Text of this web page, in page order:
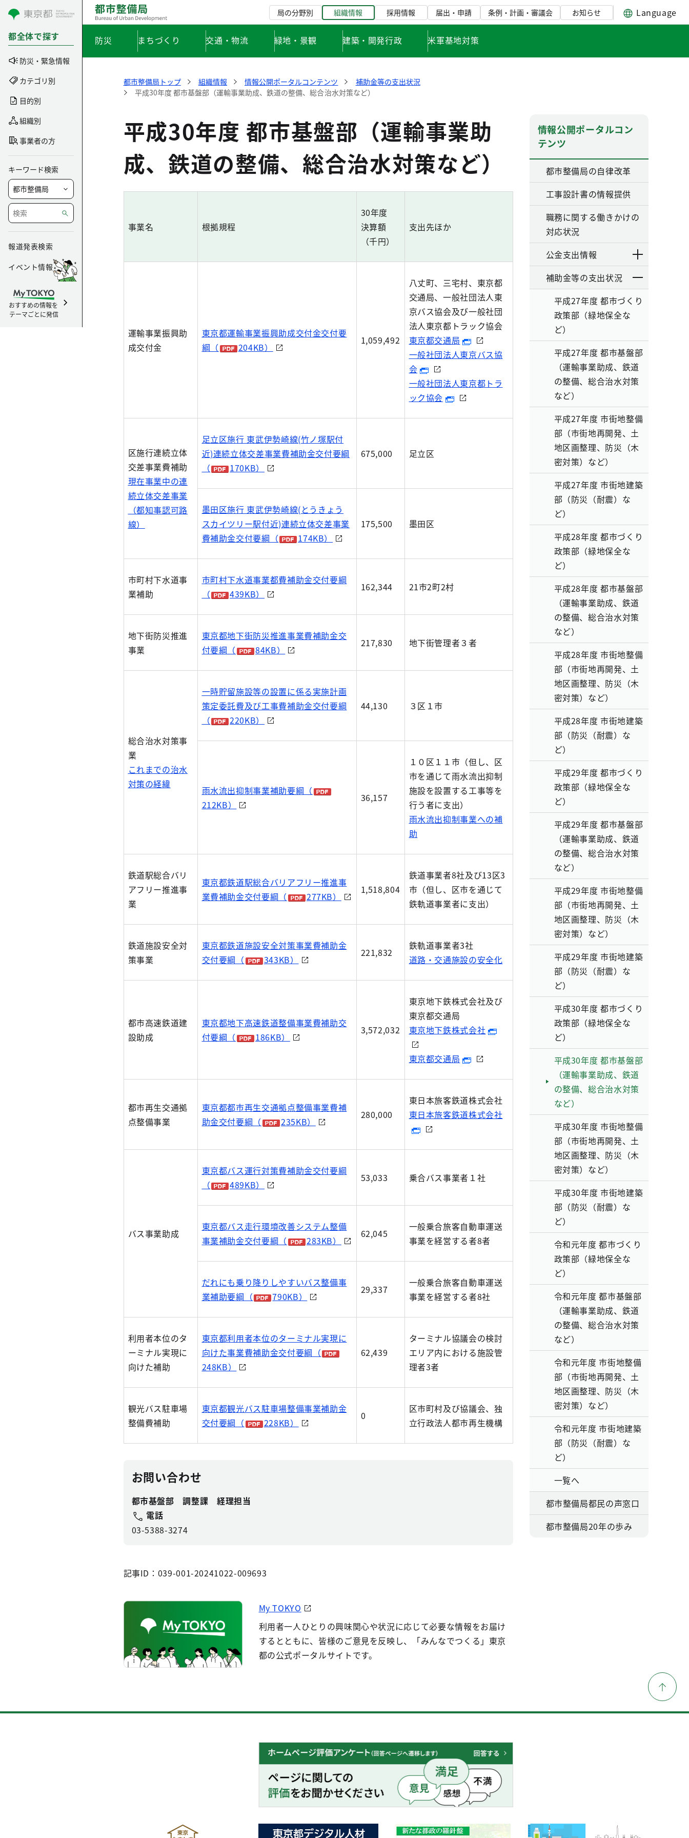
コンテンツにスキップ
都全体で探す
防災・緊急情報
カテゴリ別
目的別
組織別
事業者の方
キーワード検索
報道発表検索
イベント情報
おすすめの情報を
テーマごとに発信
局の分野別 組織情報 採用情報 届出・申請 条例・計画・審議会 お知らせ Language
防災 まちづくり 交通・物流 緑地・景観 建築・開発行政 米軍基地対策
都市整備局トップ 組織情報 情報公開ポータルコンテンツ
補助金等の支出状況
平成30年度 都市基盤部（運輸事業助成、鉄道の整備、総合治水対策など）
平成30年度 都市基盤部（運輸事業助
成、鉄道の整備、総合治水対策など）
事業名 根拠規程
30年度
決算額
（千円）
支出先ほか
運輸事業振興助
成交付金
東京都運輸事業振興助成交付金交付要
綱（
204KB）
1,059,492
八丈町、三宅村、東京都
交通局、一般社団法人東
京バス協会及び一般社団
法人東京都トラック協会
東京都交通局
一般社団法人東京バス協
会
一般社団法人東京都トラ
ック協会
区施行連続立体
交差事業費補助
現在事業中の連
続立体交差事業
（都知事認可路
線）
足立区施行 東武伊勢崎線(竹ノ塚駅付
近)連続立体交差事業費補助金交付要綱
（
170KB）
675,000 足立区
墨田区施行 東武伊勢崎線(とうきょう
スカイツリー駅付近)連続立体交差事業
費補助金交付要綱（
174KB）
175,500 墨田区
市町村下水道事
業補助
市町村下水道事業都費補助金交付要綱
（
439KB）
162,344 21市2町2村
地下街防災推進
事業
東京都地下街防災推進事業費補助金交
付要綱（
84KB）
217,830 地下街管理者３者
総合治水対策事
業
これまでの治水
対策の経緯
一時貯留施設等の設置に係る実施計画
策定委託費及び工事費補助金交付要綱
（
220KB）
44,130 ３区１市
雨水流出抑制事業補助要綱（
212KB）
36,157
１０区１１市（但し、区
市を通じて雨水流出抑制
施設を設置する工事等を
行う者に支出）
雨水流出抑制事業への補
助
鉄道駅総合バリ
アフリー推進事
業
東京都鉄道駅総合バリアフリー推進事
業費補助金交付要綱（
277KB）
1,518,804
鉄道事業者8社及び13区3
市（但し、区市を通じて
鉄軌道事業者に支出）
鉄道施設安全対
策事業
東京都鉄道施設安全対策事業費補助金
交付要綱（
343KB）
221,832
鉄軌道事業者3社
道路・交通施設の安全化
都市高速鉄道建
設助成
東京都地下高速鉄道整備事業費補助交
付要綱（
186KB）
3,572,032
東京地下鉄株式会社及び
東京都交通局
東京地下鉄株式会社
東京都交通局
都市再生交通拠
点整備事業
東京都都市再生交通拠点整備事業費補
助金交付要綱（
235KB）
280,000
東日本旅客鉄道株式会社
東日本旅客鉄道株式会社
バス事業助成
東京都バス運行対策費補助金交付要綱
（
489KB）
53,033 乗合バス事業者１社
東京都バス走行環境改善システム整備
事業補助金交付要綱（
283KB）
62,045
一般乗合旅客自動車運送
事業を経営する者8者
だれにも乗り降りしやすいバス整備事
業補助要綱（
790KB）
29,337
一般乗合旅客自動車運送
事業を経営する者8社
利用者本位のタ
ーミナル実現に
向けた補助
東京都利用者本位のターミナル実現に
向けた事業費補助金交付要綱（
248KB）
62,439
ターミナル協議会の検討
エリア内における施設管
理者3者
観光バス駐車場
整備費補助
東京都観光バス駐車場整備事業補助金
交付要綱（
228KB）
0
区市町村及び協議会、独
立行政法人都市再生機構
お問い合わせ
都市基盤部 調整課 経理担当
電話
03-5388-3274
記事ID：039-001-20241022-009693
My TOKYO
利用者一人ひとりの興味関心や状況に応じて必要な情報をお届け
するとともに、皆様のご意見を反映し、「みんなでつくる」東京
都の公式ポータルサイトです。
情報公開ポータルコン
テンツ
都市整備局の自律改革
工事設計書の情報提供
職務に関する働きかけの
対応状況
公金支出情報
補助金等の支出状況
平成27年度 都市づくり
政策部（緑地保全な
ど）
平成27年度 都市基盤部
（運輸事業助成、鉄道
の整備、総合治水対策
など）
平成27年度 市街地整備
部（市街地再開発、土
地区画整理、防災（木
密対策）など）
平成27年度 市街地建築
部（防災（耐震）な
ど）
平成28年度 都市づくり
政策部（緑地保全な
ど）
平成28年度 都市基盤部
（運輸事業助成、鉄道
の整備、総合治水対策
など）
平成28年度 市街地整備
部（市街地再開発、土
地区画整理、防災（木
密対策）など）
平成28年度 市街地建築
部（防災（耐震）な
ど）
平成29年度 都市づくり
政策部（緑地保全な
ど）
平成29年度 都市基盤部
（運輸事業助成、鉄道
の整備、総合治水対策
など）
平成29年度 市街地整備
部（市街地再開発、土
地区画整理、防災（木
密対策）など）
平成29年度 市街地建築
部（防災（耐震）な
ど）
平成30年度 都市づくり
政策部（緑地保全な
ど）
平成30年度 都市基盤部
（運輸事業助成、鉄道
の整備、総合治水対策
など）
平成30年度 市街地整備
部（市街地再開発、土
地区画整理、防災（木
密対策）など）
平成30年度 市街地建築
部（防災（耐震）な
ど）
令和元年度 都市づくり
政策部（緑地保全な
ど）
令和元年度 都市基盤部
（運輸事業助成、鉄道
の整備、総合治水対策
など）
令和元年度 市街地整備
部（市街地再開発、土
地区画整理、防災（木
密対策）など）
令和元年度 市街地建築
部（防災（耐震）な
ど）
一覧へ
都市整備局都民の声窓口
都市整備局20年の歩み